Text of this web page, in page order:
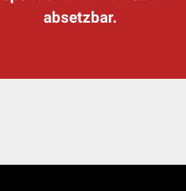
absetzbar.